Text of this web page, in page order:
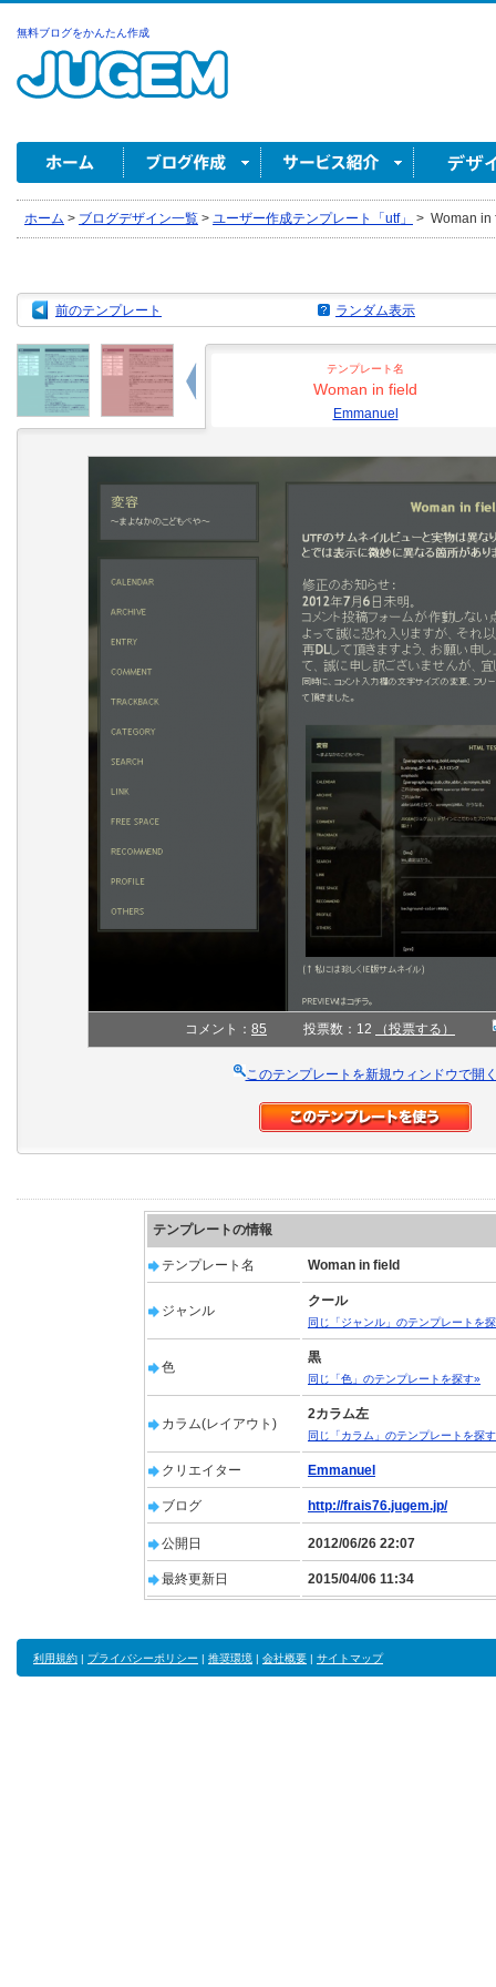
無料ブログをかんたん作成
ホーム > ブログデザイン一覧 > ユーザー作成テンプレート「utf」 > Woman in
前のテンプレート ランダム表示
テンプレート名
Woman in field
Emmanuel
コメント： 85 投票数：12 （投票する）
このテンプレートを新規ウィンドウで開
テンプレートの情報
テンプレート名 Woman in field
ジャンル
クール
同じ「ジャンル」のテンプレートを
色
黒
同じ「色」のテンプレートを探す»
カラム(レイアウト)
2カラム左
同じ「カラム」のテンプレートを探
クリエイター Emmanuel
ブログ http://frais76.jugem.jp/
公開日 2012/06/26 22:07
最終更新日 2015/04/06 11:34
利用規約 | プライバシーポリシー | 推奨環境 | 会社概要 | サイトマップ